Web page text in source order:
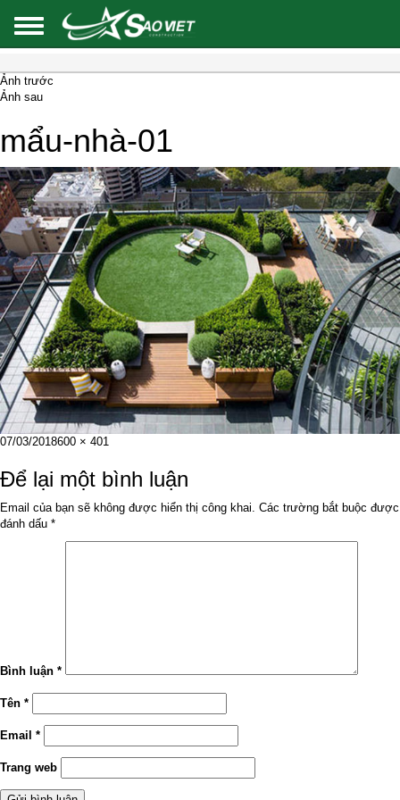
Ảnh trước
Ảnh sau
mẩu-nhà-01
Đăng
ngày
07/03/2018Kích
đầy
đủ
600 × 401
Để lại một bình luận
Email của bạn sẽ không được hiển thị công khai. Các trường bắt buộc được
đánh dấu *
Bình luận *
Tên *
Email *
Trang web